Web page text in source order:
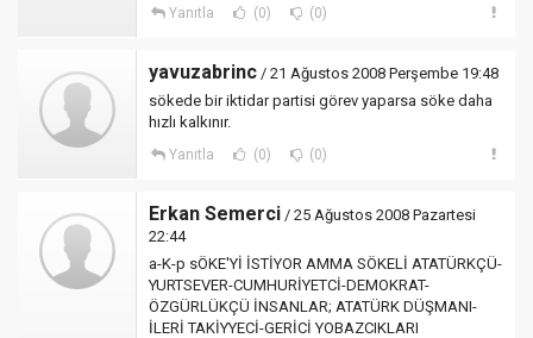
Yanıtla (0) (0)
yavuzabrinc / 21 Ağustos 2008 Perşembe 19:48
sökede bir iktidar partisi görev yaparsa söke daha
hızlı kalkınır.
Yanıtla (0) (0)
Erkan Semerci / 25 Ağustos 2008 Pazartesi
22:44
a-K-p sÖKE'Yİ İSTİYOR AMMA SÖKELİ ATATÜRKÇÜ-
YURTSEVER-CUMHURİYETCİ-DEMOKRAT-
ÖZGÜRLÜKÇÜ İNSANLAR; ATATÜRK DÜŞMANI-
İLERİ TAKİYYECİ-GERİCİ YOBAZCIKLARI